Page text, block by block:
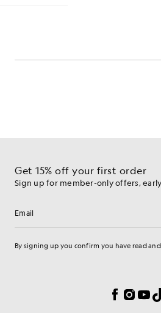
Vorabzugang und Prämien zu
E-Mail-Adresse
Datenschutzerklärunggelesen haben und
Facebook